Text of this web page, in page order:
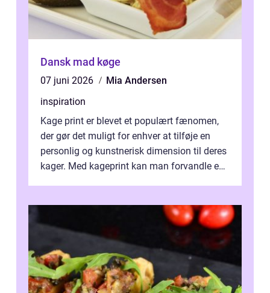
Dansk mad køge
07 juni 2026
Mia Andersen
inspiration
Kage print er blevet et populært fænomen,
der gør det muligt for enhver at tilføje en
personlig og kunstnerisk dimension til deres
kager. Med kageprint kan man forvandle en